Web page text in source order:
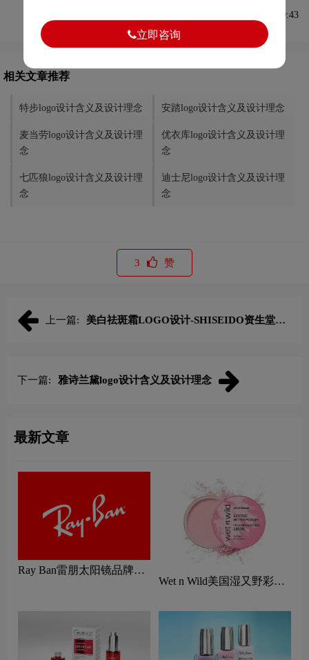
发布于2021-08-07 09:50:43
相关文章推荐
特步logo设计含义及设计理念 安踏logo设计含义及设计理念
麦当劳logo设计含义及设计理
念
优衣库logo设计含义及设计理
念
七匹狼logo设计含义及设计理
念
迪士尼logo设计含义及设计理
念
3 赞
上一篇:
美白祛斑霜LOGO设计-SHISEIDO资生堂品
下一篇: 雅诗兰黛logo设计含义及设计理念
最新文章
Ray Ban雷朋太阳镜品牌标
Wet n Wild美国湿又野彩妆
念
立即咨询